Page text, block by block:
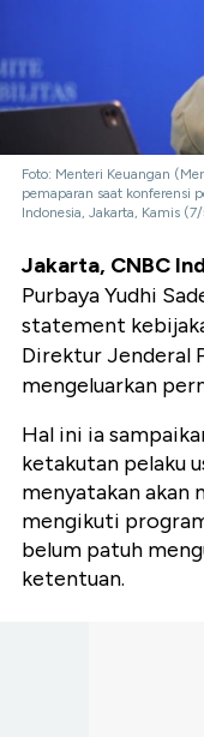
Foto: Menteri Keuangan
pemaparan saat konferensi
Indonesia, Jakarta, Kamis
Jakarta, CNBC
Purbaya Yudhi
statement
Direktur Jenderal
mengeluarkan
Hal ini ia
ketakutan pelaku
menyatakan akan
mengikuti
belum patuh
ketentuan.